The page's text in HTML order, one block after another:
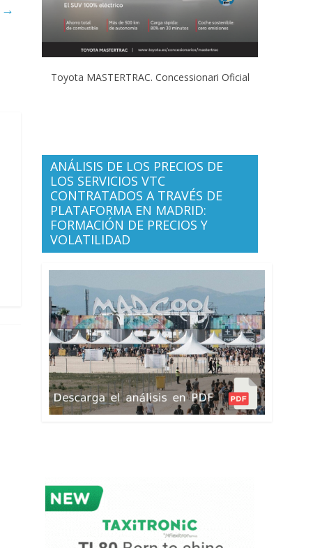
→
Toyota MASTERTRAC. Concessionari Oficial
ANÁLISIS DE LOS PRECIOS DE
LOS SERVICIOS VTC
CONTRATADOS A TRAVÉS DE
PLATAFORMA EN MADRID:
FORMACIÓN DE PRECIOS Y
VOLATILIDAD